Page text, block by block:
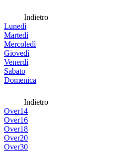
Indietro
Lunedì
Martedì
Mercoledì
Giovedì
Venerdì
Sabato
Domenica
Indietro
Over14
Over16
Over18
Over20
Over30